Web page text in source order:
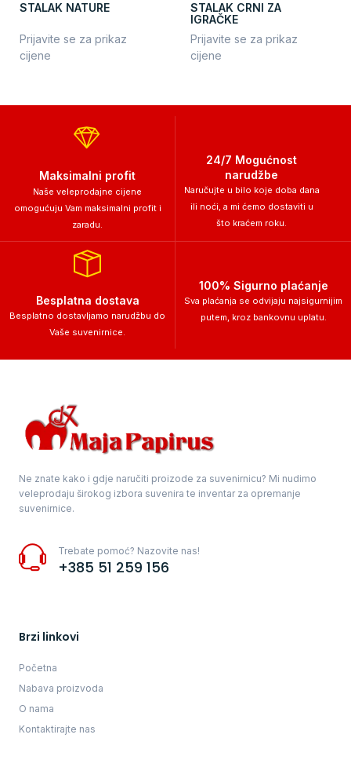
STALAK NATURE
Prijavite se za prikaz
cijene
STALAK CRNI ZA
IGRAČKE
Prijavite se za prikaz
cijene
Maksimalni profit
Naše veleprodajne cijene
omogućuju Vam maksimalni profit i
zaradu.
24/7 Mogućnost
narudžbe
Naručujte u bilo koje doba dana
ili noći, a mi ćemo dostaviti u
što kraćem roku.
Besplatna dostava
Besplatno dostavljamo narudžbu do
Vaše suvenirnice.
100% Sigurno plaćanje
Sva plaćanja se odvijaju najsigurnijim
putem, kroz bankovnu uplatu.
Ne znate kako i gdje naručiti proizode za suvenirnicu? Mi nudimo
veleprodaju širokog izbora suvenira te inventar za opremanje
suvenirnice.
Trebate pomoć? Nazovite nas!
+385 51 259 156
Brzi linkovi
Početna
Nabava proizvoda
O nama
Kontaktirajte nas